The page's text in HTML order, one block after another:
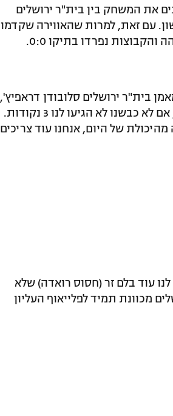
2015/16 כולם סימנו ביומנים את המשחק בין בית"ר ירושלים
עם זאת, למרות שהאווירה שקדמו
נפרדו בתיקו 0:0.
בית"ר ירושלים סלובודן דראפיץ',
"לחצנו את היריב והגענו להזדמנויות, אבל אין מגיע בכדורגל, אם לא כבשנו לא הגיעו לנו 3 נקודות.
של היום, אנחנו עוד צריכים
לנו עוד בלם זר (חסוס רואדה) שלא
מכוונת תמיד לפלייאוף העליון